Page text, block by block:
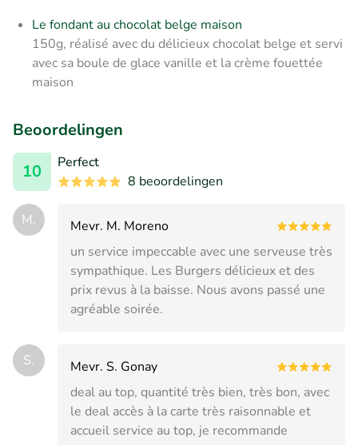
Le fondant au chocolat belge maison
150g, réalisé avec du délicieux chocolat belge et servi
avec sa boule de glace vanille et la crème fouettée
maison
Beoordelingen
10
Perfect
8 beoordelingen
M.
Mevr. M. Moreno
un service impeccable avec une serveuse très
sympathique. Les Burgers délicieux et des
prix revus à la baisse. Nous avons passé une
agréable soirée.
S.
Mevr. S. Gonay
deal au top, quantité très bien, très bon, avec
le deal accès à la carte très raisonnable et
accueil service au top, je recommande